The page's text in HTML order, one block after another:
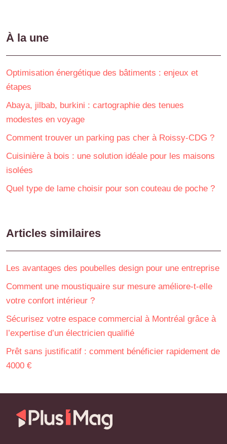
À la une
Optimisation énergétique des bâtiments : enjeux et
étapes
Abaya, jilbab, burkini : cartographie des tenues
modestes en voyage
Comment trouver un parking pas cher à Roissy-CDG ?
Cuisinière à bois : une solution idéale pour les maisons
isolées
Quel type de lame choisir pour son couteau de poche ?
Articles similaires
Les avantages des poubelles design pour une entreprise
Comment une moustiquaire sur mesure améliore-t-elle
votre confort intérieur ?
Sécurisez votre espace commercial à Montréal grâce à
l’expertise d’un électricien qualifié
Prêt sans justificatif : comment bénéficier rapidement de
4000 €